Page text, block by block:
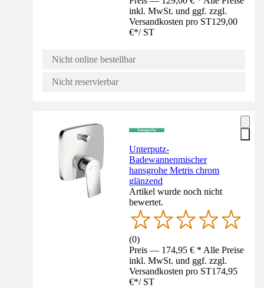
inkl. MwSt. und ggf. zzgl.
Versandkosten pro ST129,00
€*/ ST
Nicht online bestellbar
Nicht reservierbar
Unterputz-
Badewannenmischer
hansgrohe Metris chrom
glänzend
Artikel wurde noch nicht
bewertet.
(0)
Preis — 174,95 € * Alle Preise
inkl. MwSt. und ggf. zzgl.
Versandkosten pro ST174,95
€*/ ST